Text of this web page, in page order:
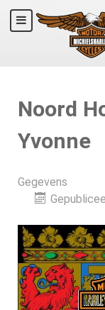
Noord
Yvonne
Gegevens